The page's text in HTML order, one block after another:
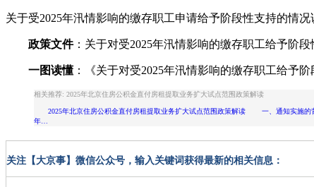
关于受2025年汛情影响的缴存职工申请给予阶段性支持的情
政策文件：关于对受2025年汛情影响的缴存职工给予阶段
一图读懂：《关于对受2025年汛情影响的缴存职工给予
相关推荐: 2025年北京住房公积金直付房租提取业务扩大试点范围政策解读
2025年北京住房公积金直付房租提取业务扩大试点范围政策解读 一、通知实施的背
年…
关注【大京事】微信公众号，输入关键词获得最新的相关信息：